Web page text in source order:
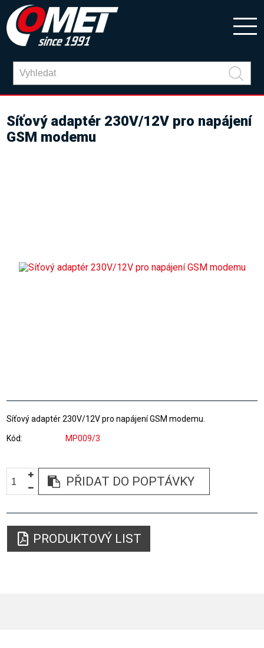
Síťový adaptér 230V/12V pro napájení
GSM modemu
Síťový adaptér 230V/12V pro napájení GSM modemu.
Kód MP009/3
PŘIDAT DO POPTÁVKY
PRODUKTOVÝ LIST